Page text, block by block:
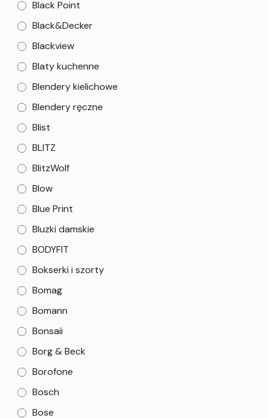
Black Point
Black&Decker
Blackview
Blaty kuchenne
Blendery kielichowe
Blendery ręczne
Blist
BLITZ
BlitzWolf
Blow
Blue Print
Bluzki damskie
BODYFIT
Bokserki i szorty
Bomag
Bomann
Bonsaii
Borg & Beck
Borofone
Bosch
Bose